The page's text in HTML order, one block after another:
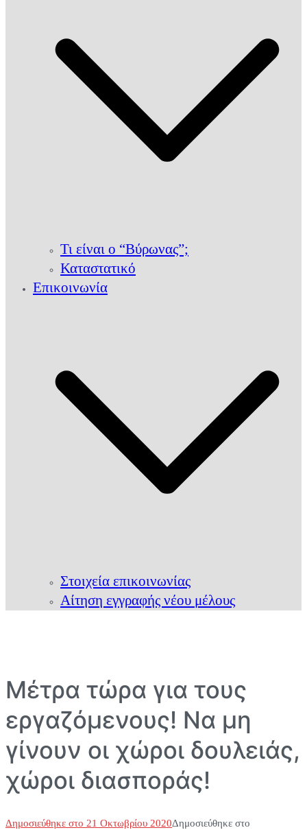
Τι είναι ο “Βύρωνας”;
Καταστατικό
Επικοινωνία
Στοιχεία επικοινωνίας
Αίτηση εγγραφής νέου μέλους
Μέτρα τώρα για τους
εργαζόμενους! Να μη
γίνουν οι χώροι δουλειάς,
χώροι διασποράς!
Δημοσιεύθηκε στο 21 Οκτωβρίου 2020Δημοσιεύθηκε στο